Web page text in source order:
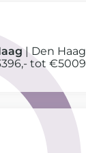
Den Haag
tot